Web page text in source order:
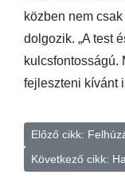
közben nem
dolgozik. „A test
kulcsfontosságú.
fejleszteni kívánt
Előző cikk:
Következő cikk: